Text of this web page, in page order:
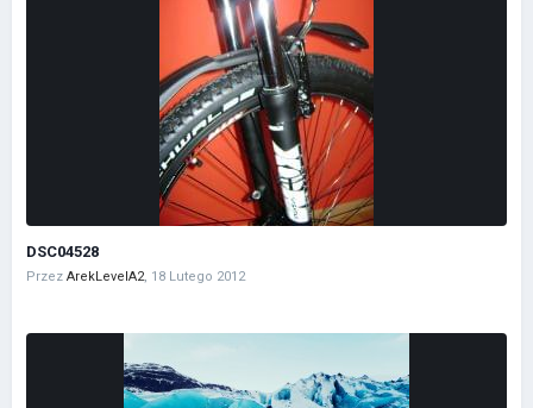
DSC04528
Przez ArekLevelA2, 18 Lutego 2012